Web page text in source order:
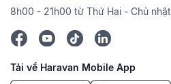
8h00 - 21h00 từ Thứ Hai - Chủ nhật
Tải về Haravan Mobile App